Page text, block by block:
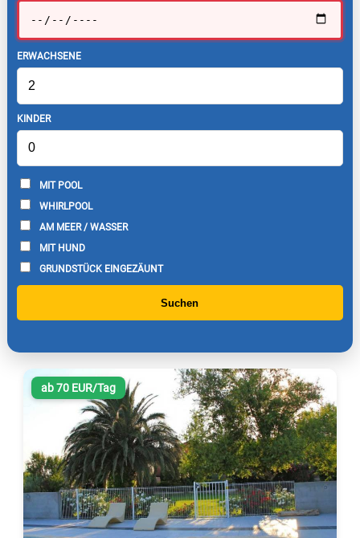
ERWACHSENE
KINDER
MIT POOL
WHIRLPOOL
AM MEER / WASSER
MIT HUND
GRUNDSTÜCK EINGEZÄUNT
Suchen
ab 70 EUR/Tag